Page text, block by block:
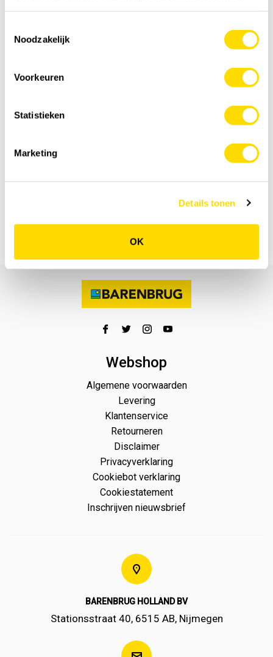
Noodzakelijk
Voorkeuren
Statistieken
Marketing
Details tonen
OK
Webshop
Algemene voorwaarden
Levering
Klantenservice
Retourneren
Disclaimer
Privacyverklaring
Cookiebot verklaring
Cookiestatement
Inschrijven nieuwsbrief
BARENBRUG HOLLAND BV
Stationsstraat 40, 6515 AB, Nijmegen